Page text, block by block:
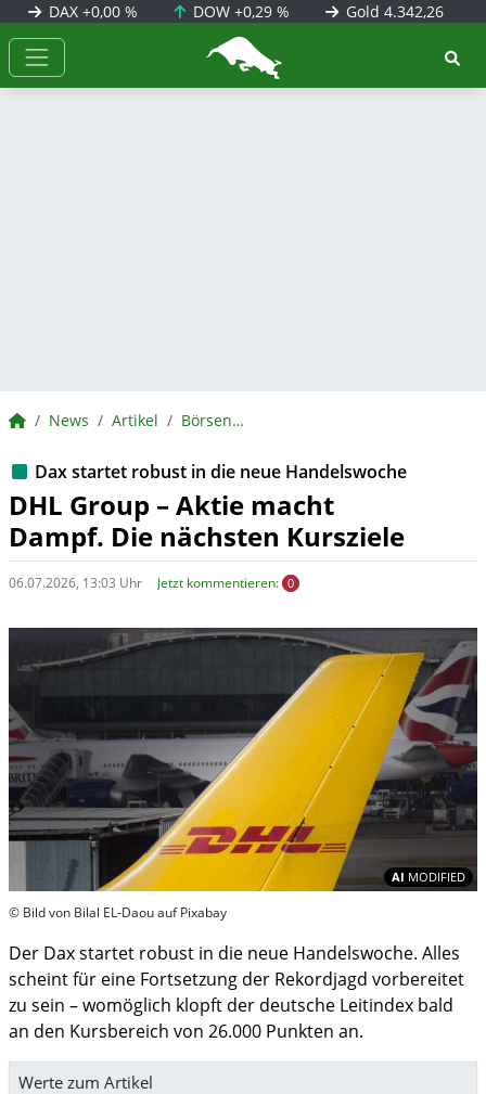
DAX +0,00 % DOW+0,29 % Gold 4.342,26
BörsenNEWS.de
BörsenNEWS.de
News Artikel BörsenNEWS.de
Dax startet robust in die neue Handelswoche
DHL Group – Aktie macht
Dampf. Die nächsten Kursziele
06.07.2026, 13:03 Uhr Jetzt kommentieren: 0
AI MODIFIED
© Bild von Bilal EL-Daou auf Pixabay
Der Dax startet robust in die neue Handelswoche. Alles
scheint für eine Fortsetzung der Rekordjagd vorbereitet
zu sein – womöglich klopft der deutsche Leitindex bald
an den Kursbereich von 26.000 Punkten an.
Werte zum Artikel